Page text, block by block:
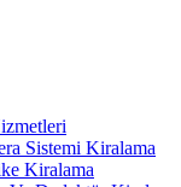
Sistemi Kiralama
Kiralama